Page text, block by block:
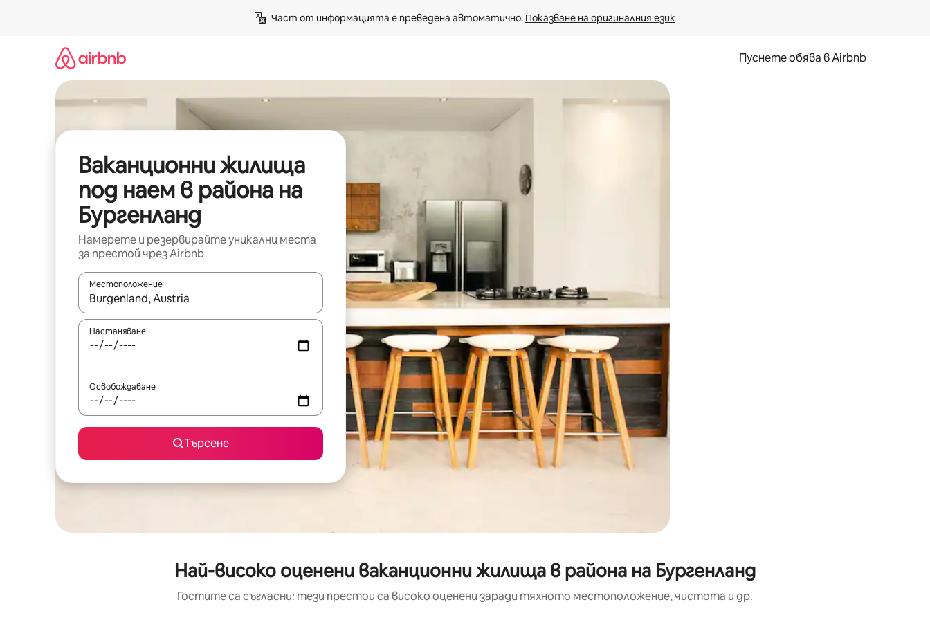
Част от информацията е преведена автоматично. Показване на оригиналния език
Пуснете обява в Airbnb
Ваканционни жилища
под наем в района на
Бургенланд
Намерете и резервирайте уникални места
за престой чрез Airbnb
Местоположение
Когато резултатите се покажат, използвайте клавишите със стрелки нагоре и надолу или навигирайте с докосване или плъзгане.
Настаняване
Освобождаване
Търсене
Най-високо оценени ваканционни жилища в района на Бургенланд
Гостите са съгласни: тези престои са високо оценени заради тяхното местоположение, чистота и др.